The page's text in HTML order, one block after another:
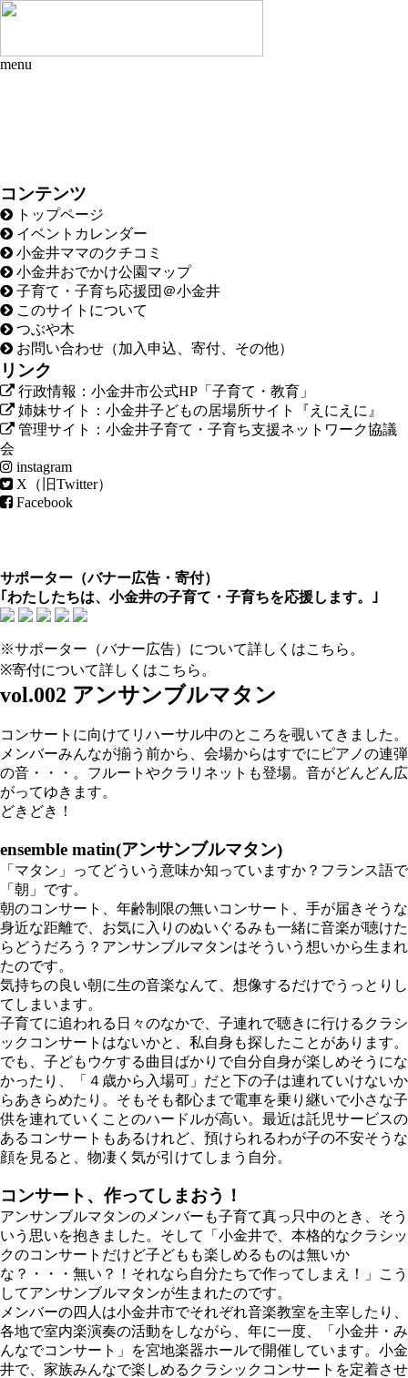
menu
コンテンツ
トップページ
イベントカレンダー
小金井ママのクチコミ
小金井おでかけ公園マップ
子育て・子育ち応援団＠小金井
このサイトについて
つぶや木
お問い合わせ（加入申込、寄付、その他）
リンク
行政情報：小金井市公式HP「子育て・教育」
姉妹サイト：小金井子どもの居場所サイト『えにえに』
管理サイト：小金井子育て・子育ち支援ネットワーク協議
会
instagram
X（旧Twitter）
Facebook
サポーター（バナー広告 ・ 寄付）
｢わたしたちは、小金井の子育て・子育ちを応援します。｣
※サポーター（バナー広告）について詳しくはこちら 。
※寄付について詳しくはこちら 。
vol.002 アンサンブルマタン
コンサートに向けてリハーサル中のところを覗いてきました。
メンバーみんなが揃う前から、会場からはすでにピアノの連弾
の音・・・。フルートやクラリネットも登場。音がどんどん広
がってゆきます。
どきどき！
ensemble matin(アンサンブルマタン)
「マタン」ってどういう意味か知っていますか？フランス語で
「朝」です。
朝のコンサート、年齢制限の無いコンサート、手が届きそうな
身近な距離で、お気に入りのぬいぐるみも一緒に音楽が聴けた
らどうだろう？アンサンブルマタンはそういう想いから生まれ
たのです。
気持ちの良い朝に生の音楽なんて、想像するだけでうっとりし
てしまいます。
子育てに追われる日々のなかで、子連れで聴きに行けるクラシ
ックコンサートはないかと、私自身も探したことがあります。
でも、子どもウケする曲目ばかりで自分自身が楽しめそうにな
かったり、「４歳から入場可」だと下の子は連れていけないか
らあきらめたり。そもそも都心まで電車を乗り継いで小さな子
供を連れていくことのハードルが高い。最近は託児サービスの
あるコンサートもあるけれど、預けられるわが子の不安そうな
顔を見ると、物凄く気が引けてしまう自分。
コンサート、作ってしまおう！
アンサンブルマタンのメンバーも子育て真っ只中のとき、そう
いう思いを抱きました。そして「小金井で、本格的なクラシッ
クのコンサートだけど子どもも楽しめるものは無いか
な？・・・無い？！それなら自分たちで作ってしまえ！」こう
してアンサンブルマタンが生まれたのです。
メンバーの四人は小金井市でそれぞれ音楽教室を主宰したり、
各地で室内楽演奏の活動をしながら、年に一度、「小金井・み
んなでコンサート」を宮地楽器ホールで開催しています。小金
井で、家族みんなで楽しめるクラシックコンサートを定着させ